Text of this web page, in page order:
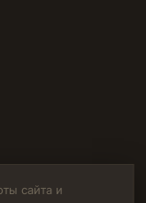
сайта и